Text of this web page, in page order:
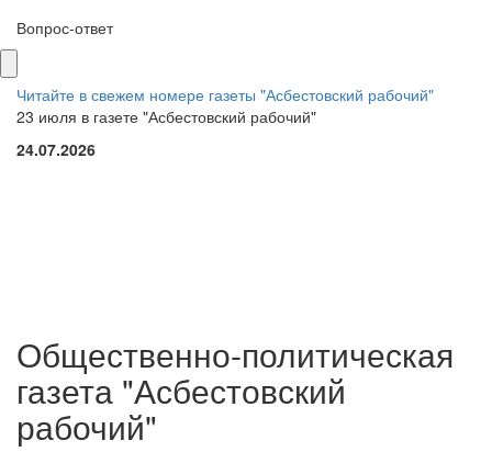
Вопрос-ответ
Читайте в свежем номере газеты "Асбестовский рабочий"
23 июля в газете "Асбестовский рабочий"
24.07.2026
Общественно-политическая
газета "Асбестовский
рабочий"